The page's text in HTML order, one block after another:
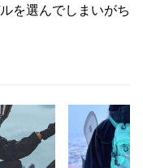
を選んでしまいがち